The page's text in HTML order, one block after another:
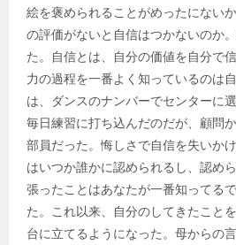
絵を褒められることがめったにない
の評価がないと自信はつかないのか
た。自信とは、自分の価値を自分で
力の過程を一番よく知っているのは
は、ダンスのナンバーでセンターに
毎日練習に打ち込んだのだが、顧問
部員だった。悔しさで自信を失いか
はいつか誰かに認められるし、認め
張ったことはあなたが一番知ってる
た。これ以来、自分のしてきたこと
台に立てるようになった。母からの